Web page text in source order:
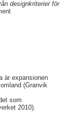
designkriterier för
är expansionen
(Granvik
som
2010).